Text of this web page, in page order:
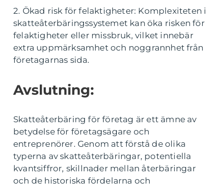
2. Ökad risk för felaktigheter: Komplexiteten i
skatteåterbäringssystemet kan öka risken för
felaktigheter eller missbruk, vilket innebär
extra uppmärksamhet och noggrannhet från
företagarnas sida.
Avslutning:
Skatteåterbäring för företag är ett ämne av
betydelse för företagsägare och
entreprenörer. Genom att förstå de olika
typerna av skatteåterbäringar, potentiella
kvantsiffror, skillnader mellan återbäringar
och de historiska fördelarna och